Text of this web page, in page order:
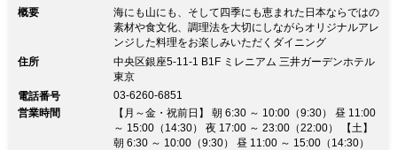
概要
海にも山にも、そして四季にも恵まれた日本ならではの
素材や食文化、調理法を大切にしながらオリジナルアレ
ンジした料理をお楽しみいただくダイニング
住所
中央区銀座5-11-1 B1F ミレニアム 三井ガーデンホテル
東京
電話番号
03-6260-6851
営業時間
【月～金・祝前日】 朝 6:30 ～ 10:00（9:30） 昼 11:00
～ 15:00（14:30） 夜 17:00 ～ 23:00（22:00） 【土】
朝 6:30 ～ 10:00（9:30） 昼 11:00 ～ 15:00（14:30）